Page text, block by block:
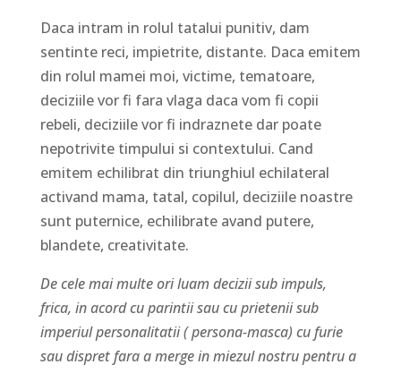
Daca intram in rolul tatalui punitiv, dam
sentinte reci, impietrite, distante. Daca emitem
din rolul mamei moi, victime, tematoare,
deciziile vor fi fara vlaga daca vom fi copii
rebeli, deciziile vor fi indraznete dar poate
nepotrivite timpului si contextului. Cand
emitem echilibrat din triunghiul echilateral
activand mama, tatal, copilul, deciziile noastre
sunt puternice, echilibrate avand putere,
blandete, creativitate.
De cele mai multe ori luam decizii sub impuls,
frica, in acord cu parintii sau cu prietenii sub
imperiul personalitatii ( persona-masca) cu furie
sau dispret fara a merge in miezul nostru pentru a